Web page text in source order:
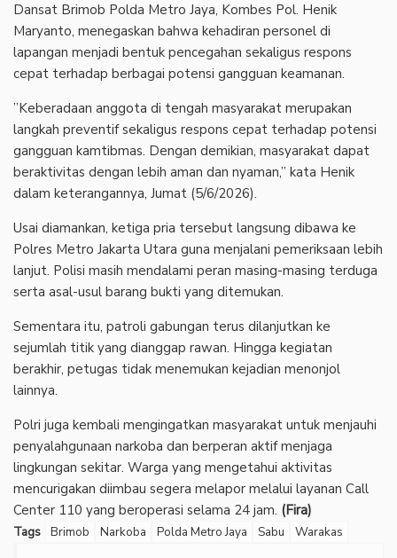
‎Dansat Brimob Polda Metro Jaya, Kombes Pol. Henik
Maryanto, menegaskan bahwa kehadiran personel di
lapangan menjadi bentuk pencegahan sekaligus respons
cepat terhadap berbagai potensi gangguan keamanan.
‎”Keberadaan anggota di tengah masyarakat merupakan
langkah preventif sekaligus respons cepat terhadap potensi
gangguan kamtibmas. Dengan demikian, masyarakat dapat
beraktivitas dengan lebih aman dan nyaman,” kata Henik
dalam keterangannya, Jumat (5/6/2026).
‎Usai diamankan, ketiga pria tersebut langsung dibawa ke
Polres Metro Jakarta Utara guna menjalani pemeriksaan lebih
lanjut. Polisi masih mendalami peran masing-masing terduga
serta asal-usul barang bukti yang ditemukan.
‎Sementara itu, patroli gabungan terus dilanjutkan ke
sejumlah titik yang dianggap rawan. Hingga kegiatan
berakhir, petugas tidak menemukan kejadian menonjol
lainnya.
‎Polri juga kembali mengingatkan masyarakat untuk menjauhi
penyalahgunaan narkoba dan berperan aktif menjaga
lingkungan sekitar. Warga yang mengetahui aktivitas
mencurigakan diimbau segera melapor melalui layanan Call
Center 110 yang beroperasi selama 24 jam. (Fira)
Tags Brimob Narkoba Polda Metro Jaya Sabu Warakas